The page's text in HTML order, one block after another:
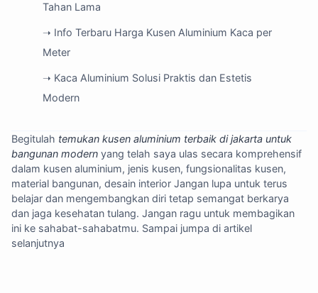
Tahan Lama
➝ Info Terbaru Harga Kusen Aluminium Kaca per
Meter
➝ Kaca Aluminium Solusi Praktis dan Estetis
Modern
Begitulah temukan kusen aluminium terbaik di jakarta untuk
bangunan modern yang telah saya ulas secara komprehensif
dalam kusen aluminium, jenis kusen, fungsionalitas kusen,
material bangunan, desain interior Jangan lupa untuk terus
belajar dan mengembangkan diri tetap semangat berkarya
dan jaga kesehatan tulang. Jangan ragu untuk membagikan
ini ke sahabat-sahabatmu. Sampai jumpa di artikel
selanjutnya